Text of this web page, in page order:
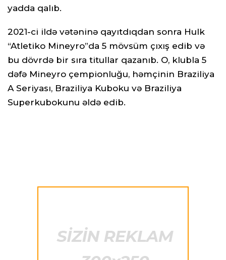
yadda qalıb.
2021-ci ildə vətəninə qayıtdıqdan sonra Hulk
“Atletiko Mineyro”da 5 mövsüm çıxış edib və
bu dövrdə bir sıra titullar qazanıb. O, klubla 5
dəfə Mineyro çempionluğu, həmçinin Braziliya
A Seriyası, Braziliya Kuboku və Braziliya
Superkubokunu əldə edib.